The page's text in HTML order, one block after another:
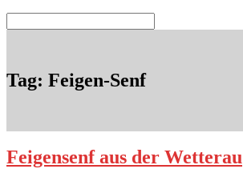
nach:
Tag: Feigen-Senf
Feigensenf aus der Wetterau